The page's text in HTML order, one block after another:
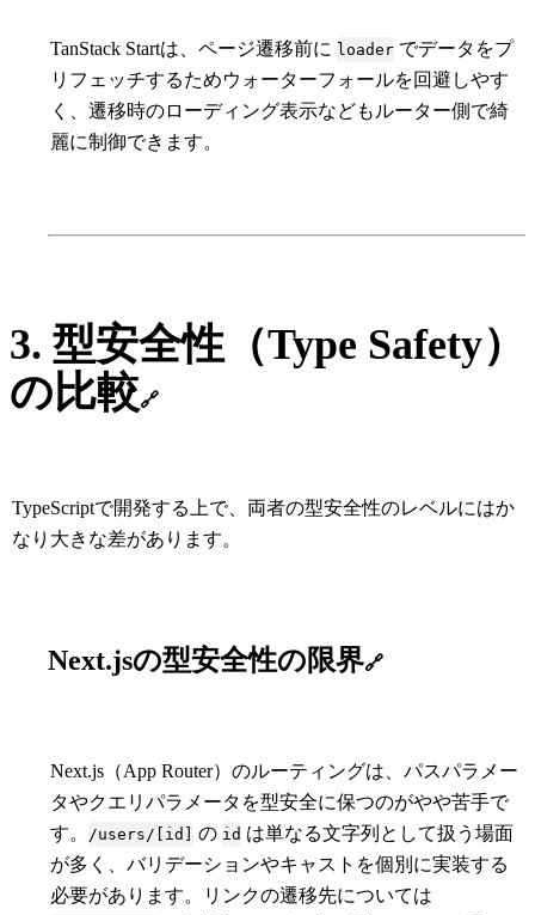
TanStack Startは、ページ遷移前に loader でデータをプ
リフェッチするためウォーターフォールを回避しやす
く、遷移時のローディング表示などもルーター側で綺
麗に制御できます。
3. 型安全性（Type Safety）
の比較🔗
TypeScriptで開発する上で、両者の型安全性のレベルにはか
なり大きな差があります。
Next.jsの型安全性の限界🔗
Next.js（App Router）のルーティングは、パスパラメー
タやクエリパラメータを型安全に保つのがやや苦手で
す。
/users/[id] の id は単なる文字列として扱う場面
が多く、バリデーションやキャストを個別に実装する
必要があります。リンクの遷移先については